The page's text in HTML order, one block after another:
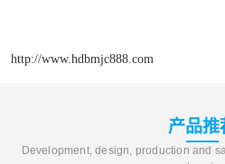
http://www.hdbmjc888.com
产品推
Development, design, production and